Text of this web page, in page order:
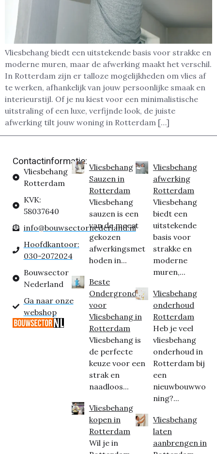
Vliesbehang biedt een uitstekende basis voor strakke en
moderne muren, maar de afwerking maakt het verschil.
In Rotterdam zijn er talloze mogelijkheden om vlies af
te werken, afhankelijk van jouw persoonlijke smaak en
interieurstijl. Of je nu kiest voor een minimalistische
uitstraling of een luxe, verfijnde look, de juiste
afwerking tilt jouw woning in Rotterdam […]
Contactinformatie:
Vliesbehang
Rotterdam
KVK:
58037640
info@bouwsectornederland.nl
Hoofdkantoor:
030-2072024
Bouwsector
Nederland
Ga naar onze
webshop
Vliesbehang
Sauzen in
Rotterdam
Vliesbehang
sauzen is een
van de meest
gekozen
afwerkingsmet
hoden in...
Beste
Ondergrond
voor
Vliesbehang in
Rotterdam
Vliesbehang is
de perfecte
keuze voor een
strak en
naadloos...
Vliesbehang
kopen in
Rotterdam
Wil je in
Vliesbehang
afwerking
Rotterdam
Vliesbehang
biedt een
uitstekende
basis voor
strakke en
moderne
muren,...
Vliesbehang
onderhoud
Rotterdam
Heb je veel
vliesbehang
onderhoud in
Rotterdam bij
een
nieuwbouwwo
ning?...
Vliesbehang
laten
aanbrengen in